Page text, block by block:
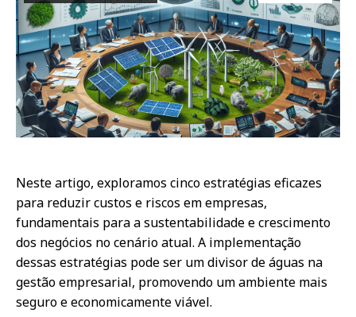
Neste artigo, exploramos cinco estratégias eficazes
para reduzir custos e riscos em empresas,
fundamentais para a sustentabilidade e crescimento
dos negócios no cenário atual. A implementação
dessas estratégias pode ser um divisor de águas na
gestão empresarial, promovendo um ambiente mais
seguro e economicamente viável.